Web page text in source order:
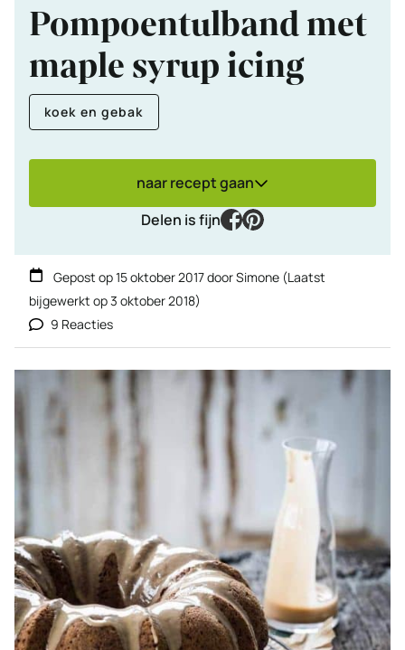
Pompoentulband met
maple syrup icing
koek en gebak
naar recept gaan
Delen is fijn
facebook
pinterest
Gepost op15 oktober 2017doorSimone (Laatst
bijgewerkt op3 oktober 2018)
9 Reacties